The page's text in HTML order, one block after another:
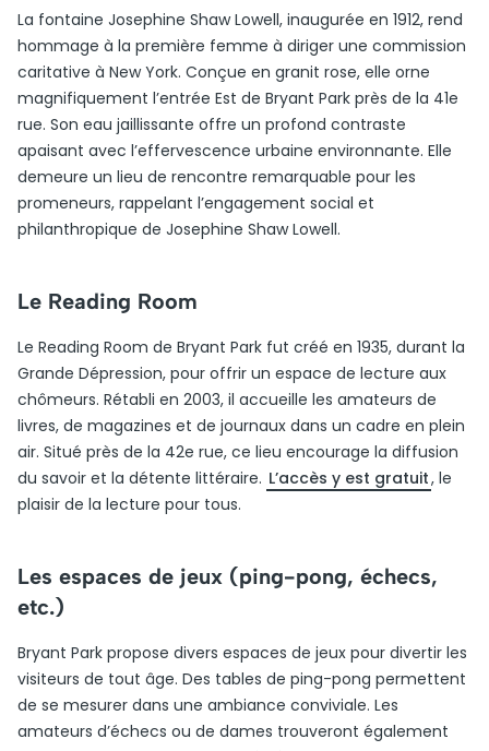
La fontaine Josephine Shaw Lowell, inaugurée en 1912, rend
hommage à la première femme à diriger une commission
caritative à New York. Conçue en granit rose, elle orne
magnifiquement l’entrée Est de Bryant Park près de la 41e
rue. Son eau jaillissante offre un profond contraste
apaisant avec l’effervescence urbaine environnante. Elle
demeure un lieu de rencontre remarquable pour les
promeneurs, rappelant l’engagement social et
philanthropique de Josephine Shaw Lowell.
Le Reading Room
Le Reading Room de Bryant Park fut créé en 1935, durant la
Grande Dépression, pour offrir un espace de lecture aux
chômeurs. Rétabli en 2003, il accueille les amateurs de
livres, de magazines et de journaux dans un cadre en plein
air. Situé près de la 42e rue, ce lieu encourage la diffusion
du savoir et la détente littéraire. L’accès y est gratuit, le
plaisir de la lecture pour tous.
Les espaces de jeux (ping-pong, échecs,
etc.)
Bryant Park propose divers espaces de jeux pour divertir les
visiteurs de tout âge. Des tables de ping-pong permettent
de se mesurer dans une ambiance conviviale. Les
amateurs d’échecs ou de dames trouveront également